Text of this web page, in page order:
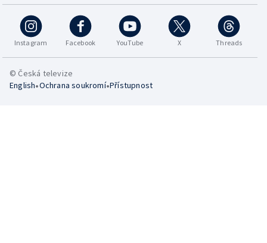
Instagram Facebook YouTube X Threads
© Česká televize
English•Ochrana soukromí•Přístupnost